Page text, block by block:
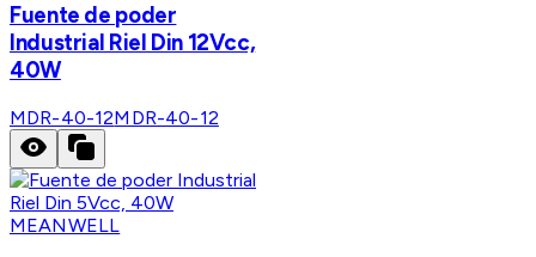
Fuente de poder
Industrial Riel Din 12Vcc,
40W
MDR-40-12MDR-40-12
MEANWELL